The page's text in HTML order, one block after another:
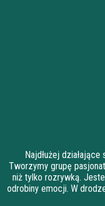
Najdłużej
Tworzymy grupę
niż tylko rozrywką.
odrobiny emocji. W